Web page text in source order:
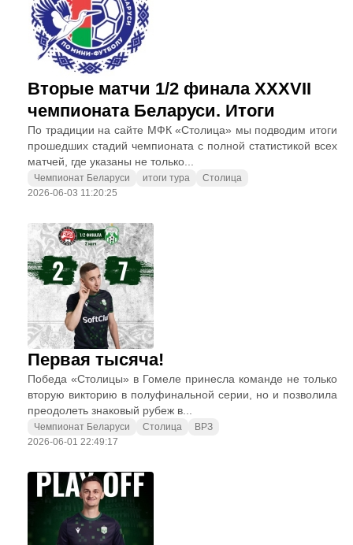
Вторые матчи 1/2 финала XXXVII
чемпионата Беларуси. Итоги
По традиции на сайте МФК «Столица» мы подводим итоги
прошедших стадий чемпионата с полной статистикой всех
матчей, где указаны не только...
Чемпионат Беларуси итоги тура
Столица
2026-06-03 11:20:25
Первая тысяча!
Победа «Столицы» в Гомеле принесла команде не только
вторую викторию в полуфинальной серии, но и позволила
преодолеть знаковый рубеж в...
Чемпионат Беларуси Столица
ВРЗ
2026-06-01 22:49:17